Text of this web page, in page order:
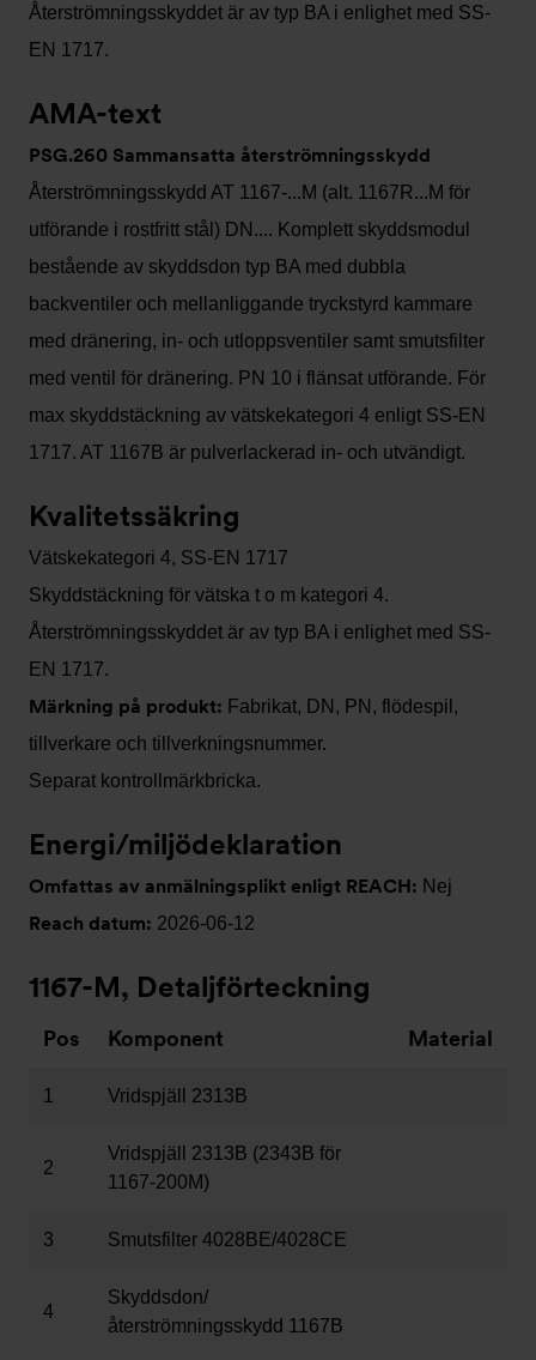
Återströmningsskyddet är av typ BA i enlighet med SS-
EN 1717.
AMA-text
PSG.260 Sammansatta återströmningsskydd
Återströmningsskydd AT 1167-...M (alt. 1167R...M för
utförande i rostfritt stål) DN.... Komplett skyddsmodul
bestående av skyddsdon typ BA med dubbla
backventiler och mellanliggande tryckstyrd kammare
med dränering, in- och utloppsventiler samt smutsfilter
med ventil för dränering. PN 10 i flänsat utförande. För
max skyddstäckning av vätskekategori 4 enligt SS-EN
1717. AT 1167B är pulverlackerad in- och utvändigt.
Kvalitetssäkring
Vätskekategori 4, SS-EN 1717
Skyddstäckning för vätska t o m kategori 4.
Återströmningsskyddet är av typ BA i enlighet med SS-
EN 1717.
Märkning på produkt: Fabrikat, DN, PN, flödespil,
tillverkare och tillverkningsnummer.
Separat kontrollmärkbricka.
Energi/miljödeklaration
Omfattas av anmälningsplikt enligt REACH: Nej
Reach datum: 2026-06-12
1167-M, Detaljförteckning
Pos Komponent Material
1 Vridspjäll 2313B
2
Vridspjäll 2313B (2343B för
1167-200M)
3 Smutsfilter 4028BE/4028CE
4
Skyddsdon/
återströmningsskydd 1167B